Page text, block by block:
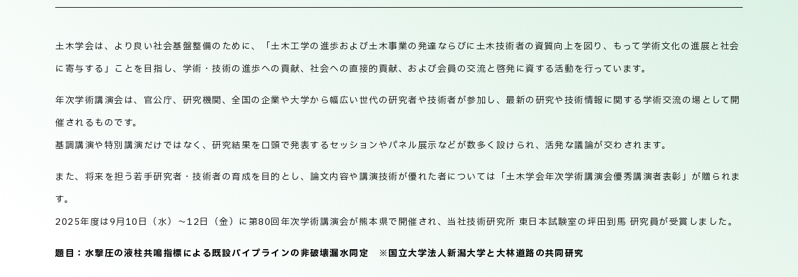
土木学会は、より良い社会基盤整備のために、「土木工学の進歩および土木事業の発達ならびに土木技術者の資質向上を図り、もって学術文化の進展と社会
に寄与する」ことを目指し、学術・技術の進歩への貢献、社会への直接的貢献、および会員の交流と啓発に資する活動を行っています。
年次学術講演会は、官公庁、研究機関、全国の企業や大学から幅広い世代の研究者や技術者が参加し、最新の研究や技術情報に関する学術交流の場として開
催されるものです。
基調講演や特別講演だけではなく、研究結果を口頭で発表するセッションやパネル展示などが数多く設けられ、活発な議論が交わされます。
また、将来を担う若手研究者・技術者の育成を目的とし、論文内容や講演技術が優れた者については「土木学会年次学術講演会優秀講演者表彰」が贈られま
す。
2025年度は9月10日（水）～12日（金）に第80回年次学術講演会が熊本県で開催され、当社技術研究所 東日本試験室の坪田到馬 研究員が受賞しました。
題目：水撃圧の液柱共鳴指標による既設パイプラインの非破壊漏水同定 ※国立大学法人新潟大学と大林道路の共同研究